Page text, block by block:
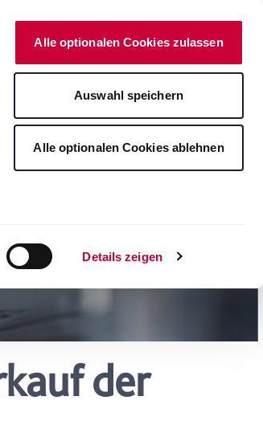
Details zeigen
Alle optionalen Cookies zulassen
Auswahl speichern
Alle optionalen Cookies ablehnen
der